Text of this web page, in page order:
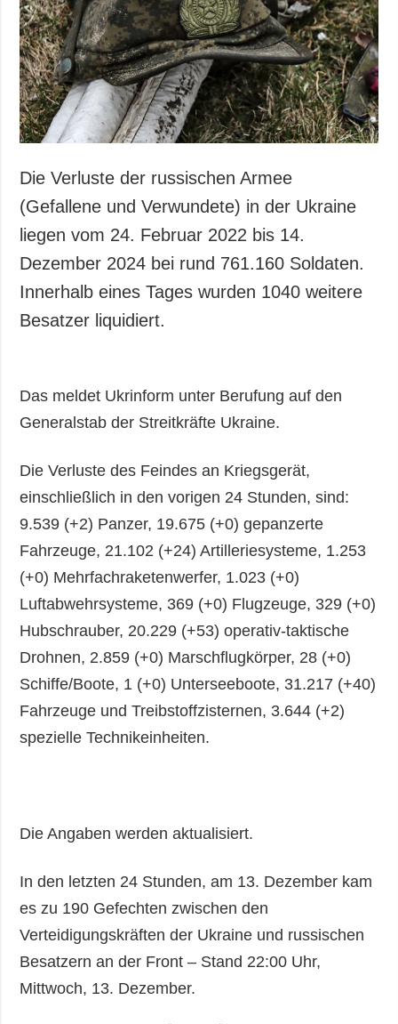
Gesellschaft und
Kultur
Sport
Kriminalität
Notstand und
Notfälle
ZUSÄTZLICH
Veröffentlichungen
Fotos
Video
LEISTUNGEN
Abonnement
Fotobank
Die Verluste der russischen Armee
(Gefallene und Verwundete) in der Ukraine
liegen vom 24. Februar 2022 bis 14.
Dezember 2024 bei rund 761.160 Soldaten.
Innerhalb eines Tages wurden 1040 weitere
Besatzer liquidiert.
Das meldet Ukrinform unter Berufung auf den
Generalstab der Streitkräfte Ukraine.
Die Verluste des Feindes an Kriegsgerät,
einschließlich in den vorigen 24 Stunden, sind:
9.539 (+2) Panzer, 19.675 (+0) gepanzerte
Fahrzeuge, 21.102 (+24) Artilleriesysteme, 1.253
(+0) Mehrfachraketenwerfer, 1.023 (+0)
Luftabwehrsysteme, 369 (+0) Flugzeuge, 329 (+0)
Hubschrauber, 20.229 (+53) operativ-taktische
Drohnen, 2.859 (+0) Marschflugkörper, 28 (+0)
Schiffe/Boote, 1 (+0) Unterseeboote, 31.217 (+40)
Fahrzeuge und Treibstoffzisternen, 3.644 (+2)
spezielle Technikeinheiten.
Die Angaben werden aktualisiert.
In den letzten 24 Stunden, am 13. Dezember kam
es zu 190 Gefechten zwischen den
Verteidigungskräften der Ukraine und russischen
Besatzern an der Front – Stand 22:00 Uhr,
Mittwoch, 13. Dezember.